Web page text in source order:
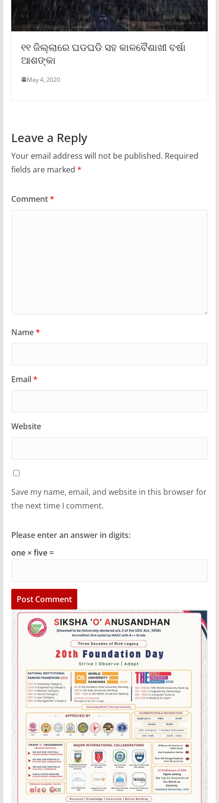
୧୧ ଜିଲ୍ଲାରେ ଘଡଘଡି ସହ କାଳବୈଶାଖୀ ବର୍ଷା
ଆଶଙ୍କା
May 4, 2020
Leave a Reply
Your email address will not be published. Required
fields are marked *
Comment*
Name*
Email*
Website
Save my name, email, and website in this browser for
the next time I comment.
Please enter an answer in digits:
one × five =